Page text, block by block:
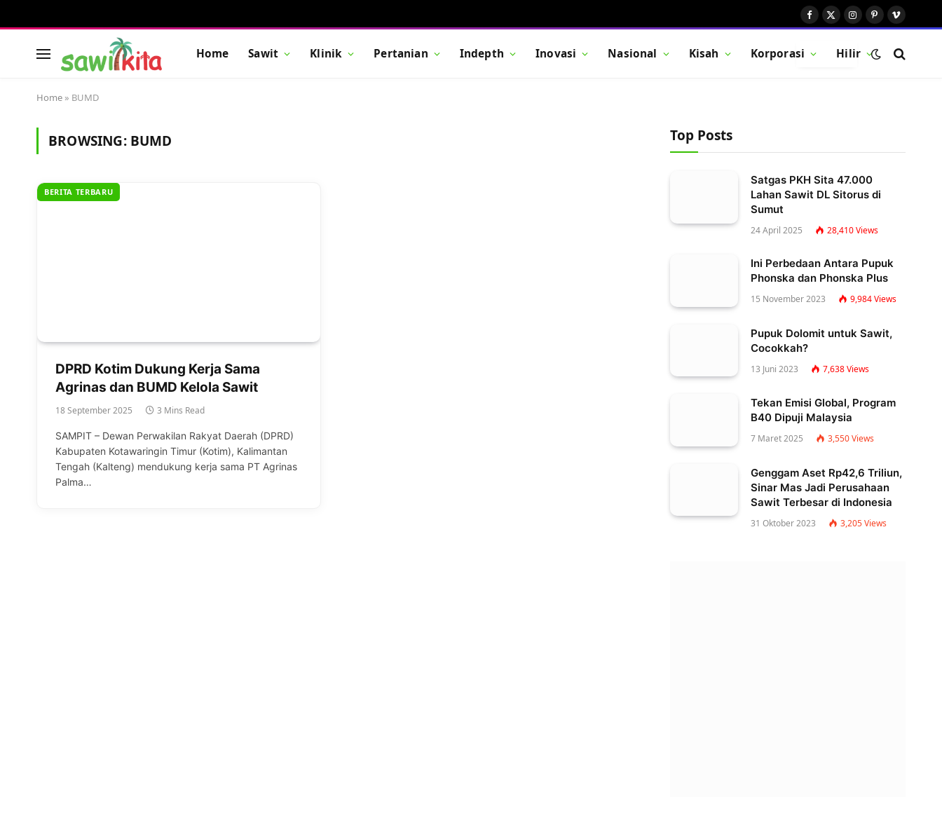
Facebook
X
Instagram
Pinterest
Vimeo
Home Sawit Klinik Pertanian Indepth Inovasi Nasional Kisah Korporasi Hilir
BUTTON
Home » BUMD
BROWSING: BUMD
BERITA TERBARU
DPRD Kotim Dukung Kerja Sama
Agrinas dan BUMD Kelola Sawit
18 September 2025 3 Mins Read
SAMPIT – Dewan Perwakilan Rakyat Daerah (DPRD)
Kabupaten Kotawaringin Timur (Kotim), Kalimantan
Tengah (Kalteng) mendukung kerja sama PT Agrinas
Palma…
Top Posts
Satgas PKH Sita 47.000
Lahan Sawit DL Sitorus di
Sumut
24 April 2025 28,410Views
Ini Perbedaan Antara Pupuk
Phonska dan Phonska Plus
15 November 2023 9,984Views
Pupuk Dolomit untuk Sawit,
Cocokkah?
13 Juni 2023 7,638Views
Tekan Emisi Global, Program
B40 Dipuji Malaysia
7 Maret 2025 3,550Views
Genggam Aset Rp42,6 Triliun,
Sinar Mas Jadi Perusahaan
Sawit Terbesar di Indonesia
31 Oktober 2023 3,205Views